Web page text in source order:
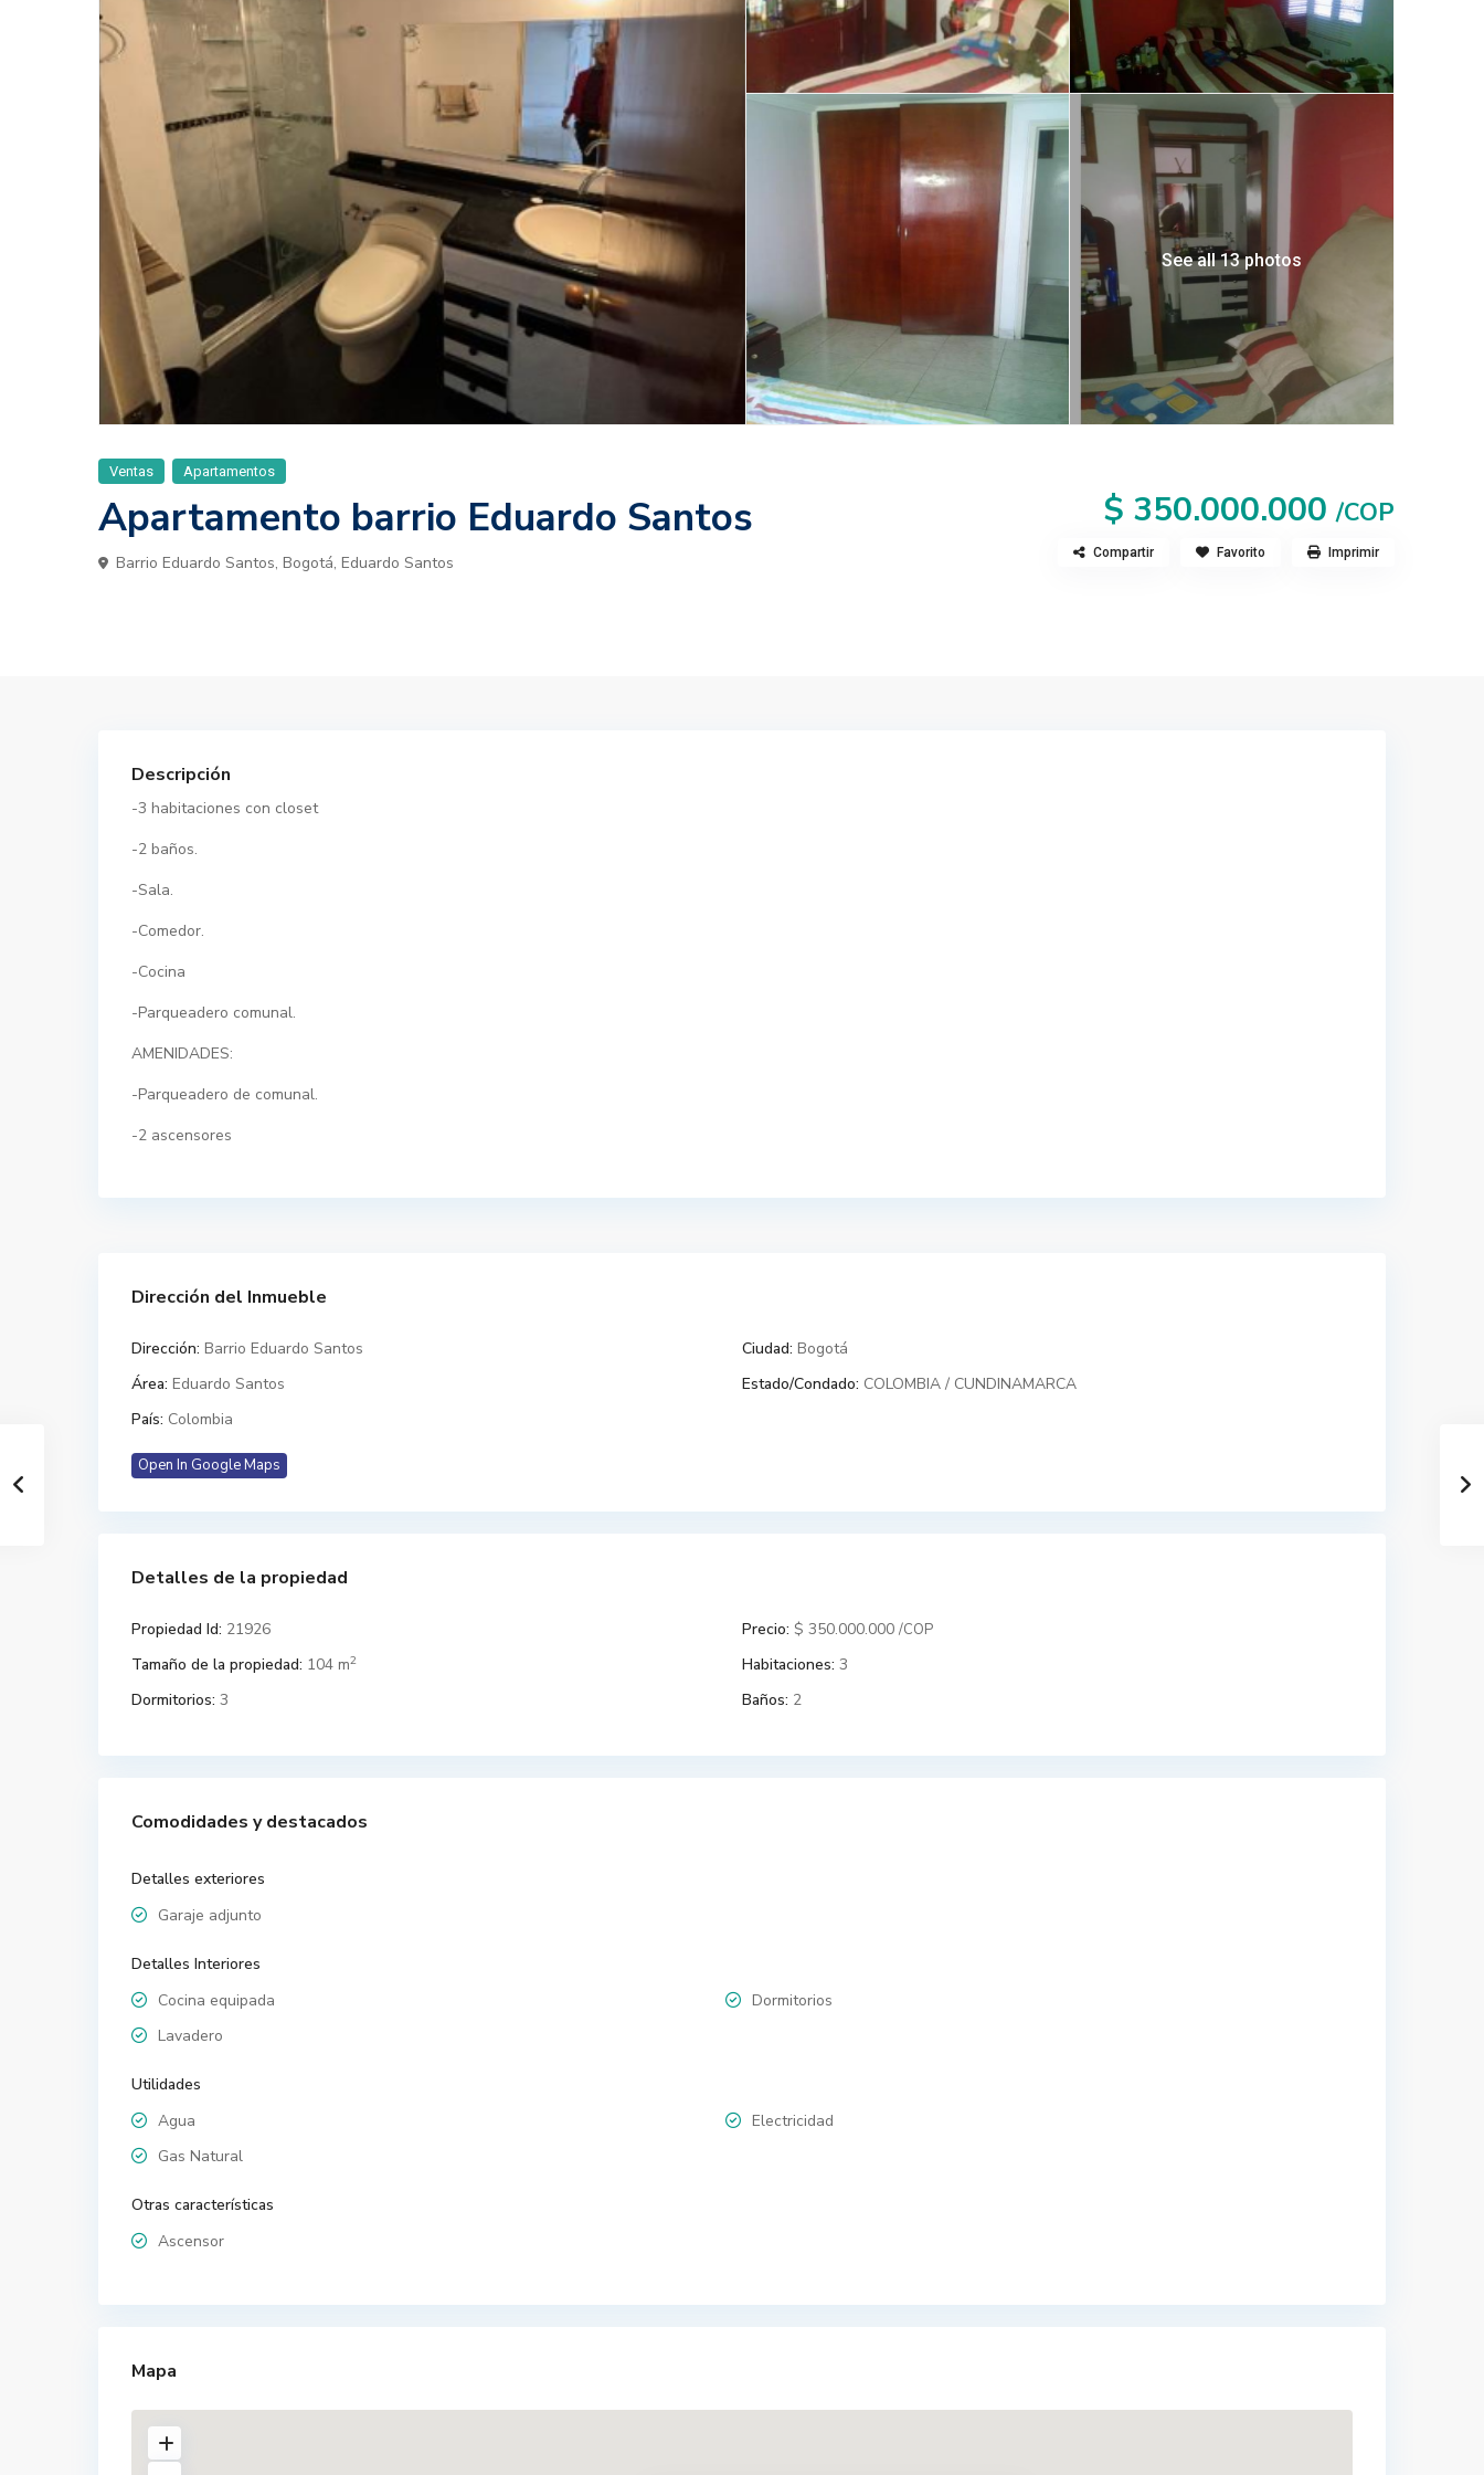
See all 13 photos
Ventas Apartamentos
Apartamento barrio Eduardo Santos $ 350.000.000/COP
Barrio Eduardo Santos, Bogotá, Eduardo Santos Compartir Favorito Imprimir
Descripción
-3 habitaciones con closet
-2 baños.
-Sala.
-Comedor.
-Cocina
-Parqueadero comunal.
AMENIDADES:
-Parqueadero de comunal.
-2 ascensores
Dirección del Inmueble
Dirección: Barrio Eduardo Santos Ciudad: Bogotá
Área: Eduardo Santos Estado/Condado: COLOMBIA / CUNDINAMARCA
País: Colombia
Open In Google Maps
Detalles de la propiedad
Propiedad Id: 21926 Precio: $ 350.000.000 /COP
Tamaño de la propiedad: 104 m2 Habitaciones: 3
Dormitorios: 3 Baños: 2
Comodidades y destacados
Detalles exteriores
Garaje adjunto
Detalles Interiores
Cocina equipada
Dormitorios
Lavadero
Utilidades
Agua
Electricidad
Gas Natural
Otras características
Ascensor
Mapa